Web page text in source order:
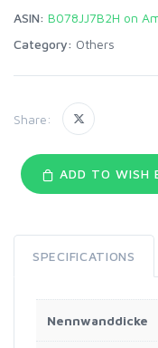
ASIN: B078JJ7B2H on
Category: Others
Share:
ADD TO WISH
SPECIFICATIONS
Nennwanddicke